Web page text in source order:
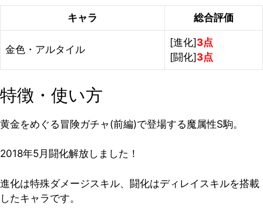
キャラ 総合評価
金色・アルタイル
[進化] 3点
[闘化] 3点
特徴・使い方
黄金をめぐる冒険ガチャ(前編)で登場する魔属性S駒。
2018年5月闘化解放しました！
進化は特殊ダメージスキル、闘化はディレイスキルを搭載
したキャラです。